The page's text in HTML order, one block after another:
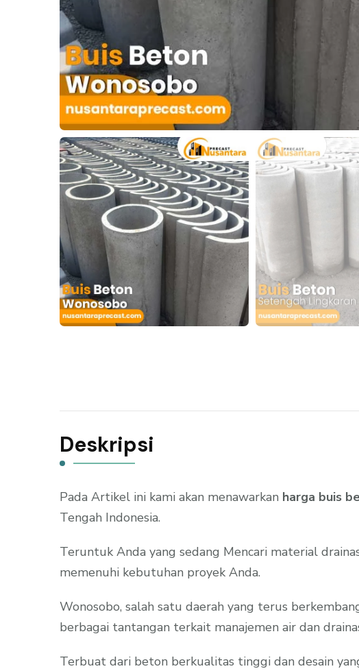
Deskripsi
Pada Artikel ini kami akan menawarkan harga buis
Tengah Indonesia.
Teruntuk Anda yang sedang Mencari material
memenuhi kebutuhan proyek Anda.
Wonosobo, salah satu daerah yang terus
berbagai tantangan terkait manajemen air dan
Terbuat dari beton berkualitas tinggi dan desain